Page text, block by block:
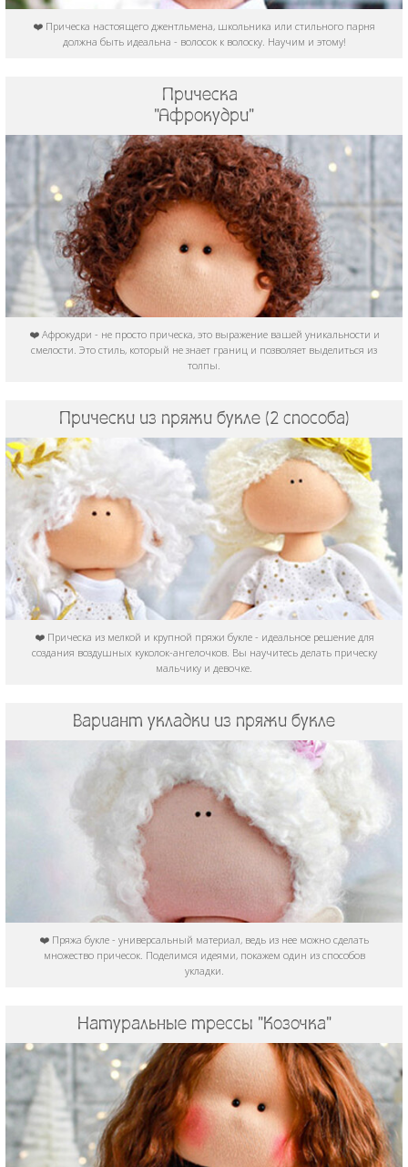
❤️ Прическа настоящего джентльмена, школьника или стильного парня
должна быть идеальна - волосок к волоску. Научим и этому!
Прическа
"Афрокудри"
❤️ Афрокудри - не просто прическа, это выражение вашей уникальности и
смелости. Это стиль, который не знает границ и позволяет выделиться из
толпы.
Прически из пряжи букле (2 способа)
❤️ Прическа из мелкой и крупной пряжи букле - идеальное решение для
создания воздушных куколок-ангелочков. Вы научитесь делать прическу
мальчику и девочке.
Вариант укладки из пряжи букле
❤️ Пряжа букле - универсальный материал, ведь из нее можно сделать
множество причесок. Поделимся идеями, покажем один из способов
укладки.
Натуральные трессы "Козочка"